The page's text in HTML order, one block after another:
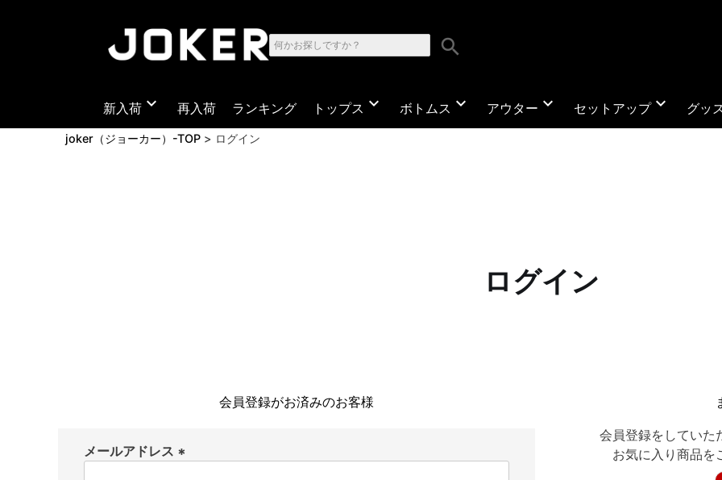
search
新入荷 expand_more 再入荷 ランキング トップス expand_more ボトムス expand_more アウター expand_more セットアップexpand_more グッ
joker（ジョーカー）-TOP ログイン
ログイン
会員登録がお済みのお客様
メールアドレス
会員登録をしていた
お気に入り商品を